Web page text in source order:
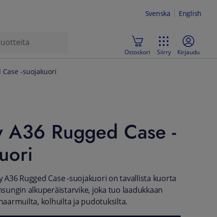
Svenska English
Ostoskori Siirry Kirjaudu
Case -suojakuori
A36 Rugged Case -
A36 Rugged Case -suojakuori on tavallista kuorta
alkuperäistarvike, joka tuo laadukkaan
kolhuilta ja pudotuksilta.